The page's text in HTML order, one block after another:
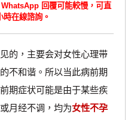
回覆可能較慢，可直
時在線諮詢。
的，主要会对女性心理带
不和谐。所以当此病前期
期症状可能是由于某些疾
月经不调，均为女性不孕